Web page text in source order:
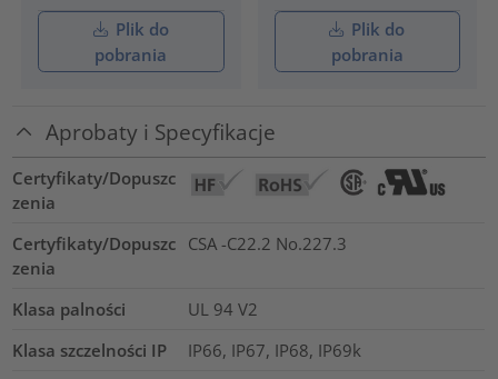
Plik do
pobrania
Plik do
pobrania
Aprobaty i Specyfikacje
Certyfikaty/Dopuszc
zenia
Certyfikaty/Dopuszc
zenia
CSA -C22.2 No.227.3
Klasa palności
UL 94 V2
Klasa szczelności IP
IP66, IP67, IP68, IP69k